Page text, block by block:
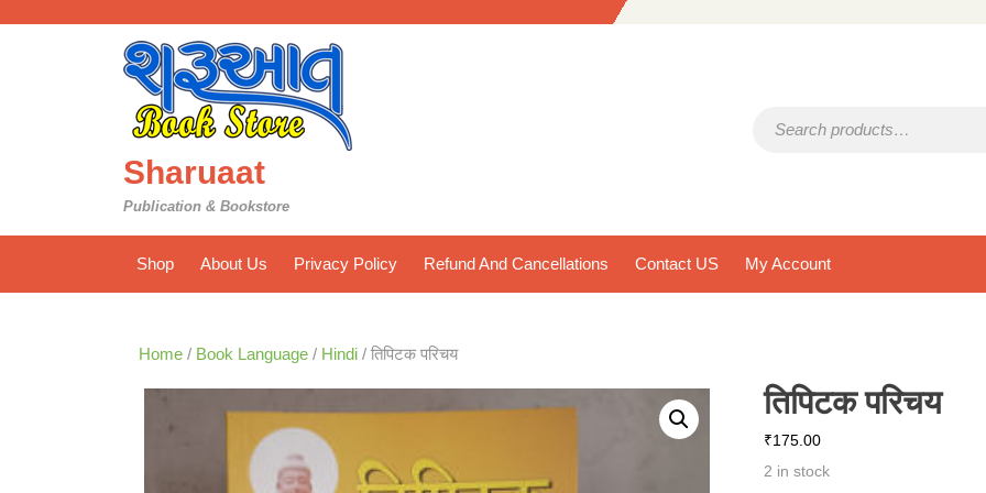
Sharuaat
Publication & Bookstore
Shop About Us Privacy Policy Refund And Cancellations Contact US My Account
Home / Book Language / Hindi / तिपिटक परिचय
तिपिटक परिचय
₹175.00
2 in stock